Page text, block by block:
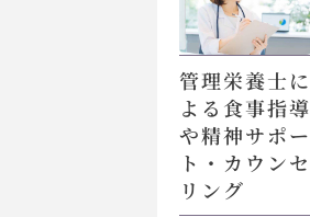
管理栄養士に
よる食事指導
や精神サポー
ト・カウンセ
リング